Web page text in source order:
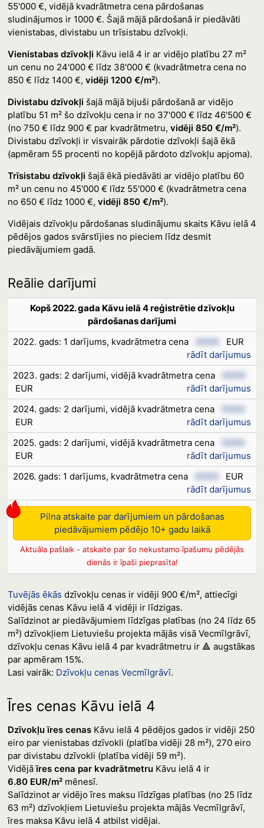
55'000 €, vidējā kvadrātmetra cena pārdošanas
sludinājumos ir 1000 €. Šajā mājā pārdošanā ir piedāvāti
vienistabas, divistabu un trīsistabu dzīvokļi.
Vienistabas dzīvokļi Kāvu ielā 4 ir ar vidējo platību 27 m²
un cenu no 24'000 € līdz 38'000 € (kvadrātmetra cena no
850 € līdz 1400 €, vidēji 1200 €/m²).
Divistabu dzīvokļi šajā mājā bijuši pārdošanā ar vidējo
platību 51 m² šo dzīvokļu cena ir no 37'000 € līdz 46'500 €
(no 750 € līdz 900 € par kvadrātmetru, vidēji 850 €/m²).
Divistabu dzīvokļi ir visvairāk pārdotie dzīvokļi šajā ēkā
(apmēram 55 procenti no kopējā pārdoto dzīvokļu apjoma).
Trīsistabu dzīvokļi šajā ēkā piedāvāti ar vidējo platību 60
m² un cenu no 45'000 € līdz 55'000 € (kvadrātmetra cena
no 650 € līdz 1000 €, vidēji 850 €/m²).
Vidējais dzīvokļu pārdošanas sludinājumu skaits Kāvu ielā 4
pēdējos gados svārstījies no pieciem līdz desmit
piedāvājumiem gadā.
Reālie darījumi
Kopš 2022. gada Kāvu ielā 4 reģistrētie dzīvokļu
pārdošanas darījumi
2022. gads: 1 darījums, kvadrātmetra cena
XXXX
EUR
rādīt darījumus
2023. gads: 2 darījumi, vidējā kvadrātmetra cena
XXXX
EUR
rādīt darījumus
2024. gads: 2 darījumi, vidējā kvadrātmetra cena
XXXX
EUR
rādīt darījumus
2025. gads: 2 darījumi, vidējā kvadrātmetra cena
XXXX
EUR
rādīt darījumus
2026. gads: 1 darījums, kvadrātmetra cena
XXXX
EUR
rādīt darījumus
Pilna atskaite par darījumiem un pārdošanas
piedāvājumiem pēdējo 10+ gadu laikā
Aktuāla pašlaik - atskaite par šo nekustamo īpašumu pēdējās
dienās ir īpaši pieprasīta!
Tuvējās ēkās dzīvokļu cenas ir vidēji 900 €/m², attiecīgi
vidējās cenas Kāvu ielā 4 vidēji ir līdzigas.
Salīdzinot ar piedāvājumiem līdzīgas platības (no 24 līdz 65
m²) dzīvokļiem Lietuviešu projekta mājās visā Vecmīlgrāvī,
dzīvokļu cenas Kāvu ielā 4 par kvadrātmetru ir 🔺 augstākas
par apmēram 15%.
Lasi vairāk: Dzīvokļu cenas Vecmīlgrāvī.
Īres cenas Kāvu ielā 4
Dzīvokļu īres cenasKāvu ielā 4 pēdējos gados ir vidēji 250
eiro par vienistabas dzīvokli (platība vidēji 28 m²), 270 eiro
par divistabu dzīvokli (platība vidēji 59 m²).
Vidējāīres cena par kvadrātmetruKāvu ielā 4 ir
6.80 EUR/m²mēnesī.
Salīdzinot ar vidējo īres maksu līdzīgas platības (no 25 līdz
63 m²) dzīvokļiem Lietuviešu projekta mājās Vecmīlgrāvī,
īres maksa Kāvu ielā 4 atbilst vidējai.